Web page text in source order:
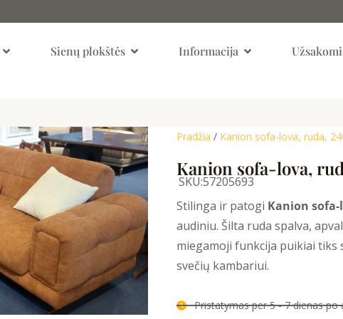
Open KambariaiSienų plokštės Open Sienų Plokštės
Informacija Open Informacija
Pradžia / Kanion sofa-lova, ruda,
Kanion sofa-lova,
SKU:57205693
Stilinga ir patogi Kanion sofa-
audiniu. Šilta ruda spalva,
miegamoji funkcija puikiai tiks
svečių kambariui.
Pristatymas per 5 - 7 dienas po